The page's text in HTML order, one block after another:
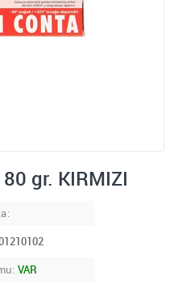
gr. KIRMIZI
VAR